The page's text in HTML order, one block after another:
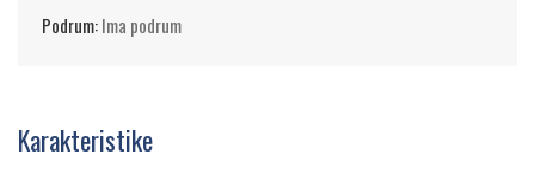
Podrum:Ima podrum
Karakteristike